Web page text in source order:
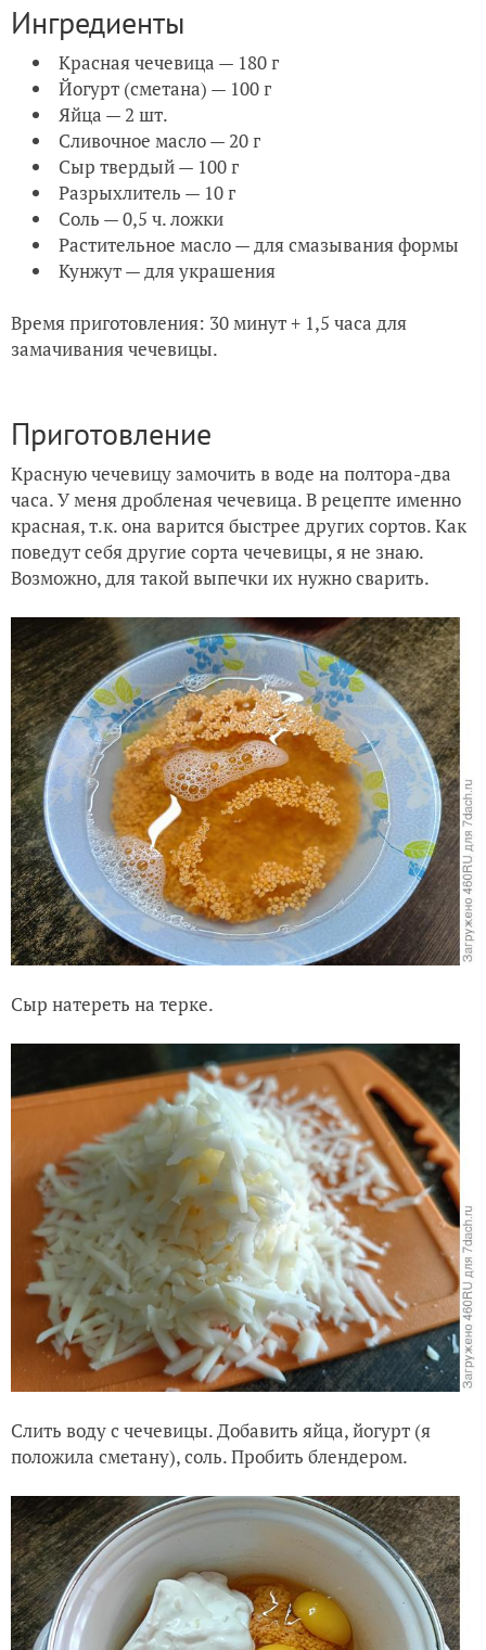
Ингредиенты
Красная чечевица — 180 г
Йогурт (сметана) — 100 г
Яйца — 2 шт.
Сливочное масло — 20 г
Сыр твердый — 100 г
Разрыхлитель — 10 г
Соль — 0,5 ч. ложки
Растительное масло — для смазывания формы
Кунжут — для украшения
Время приготовления: 30 минут + 1,5 часа для
замачивания чечевицы.
Приготовление
Красную чечевицу замочить в воде на полтора-два
часа. У меня дробленая чечевица. В рецепте именно
красная, т.к. она варится быстрее других сортов. Как
поведут себя другие сорта чечевицы, я не знаю.
Возможно, для такой выпечки их нужно сварить.
Сыр натереть на терке.
Слить воду с чечевицы. Добавить яйца, йогурт (я
положила сметану), соль. Пробить блендером.